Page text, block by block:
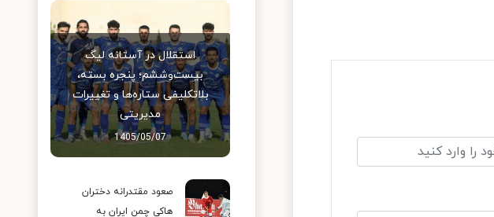
استقلال در آستانه لیگ
بیست‌وششم؛ پنجره بسته،
بلاتکلیفی ستاره‌ها و تغییرات
مدیریتی
1405/05/07
صعود مقتدرانه دختران
هاکی چمن ایران به